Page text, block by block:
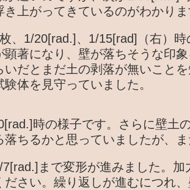
き上がってきているのがわかり
、1/20[rad.]、1/15[rad]（右）
顕著になり、壁が落ちそうな印
いだとまだ土の剥落が無いこと
体を見守っていました。
時の様子です。さらに壁土
落ちるかと思っていましたが、
まで変形が進みました。
ださい。繰り返しが進むにつれ